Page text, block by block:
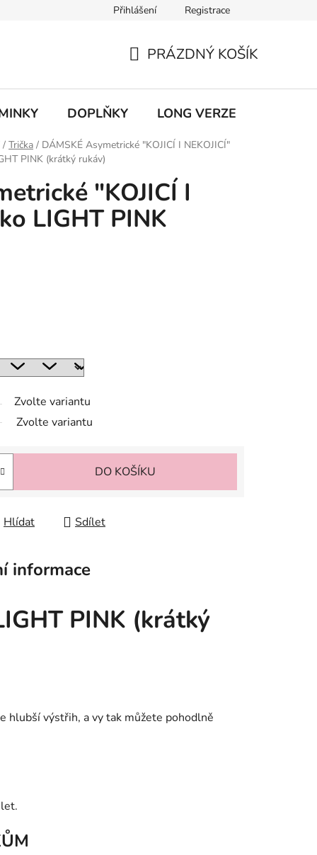
ochrany osobních údajůPřihlášení Registrace
KOŠÍK
PRÁZDNÝ KOŠÍK
DOPLŇKY LONG VERZE
/ Trička / DÁMSKÉ Asymetrické "KOJICÍ I NEKOJICÍ"
PINK (krátký rukáv)
"KOJICÍ I
LIGHT PINK
Zvolte variantu
Zvolte variantu
DO KOŠÍKU
Hlídat Sdílet
informace
PINK (krátký
hlubší výstřih, a vy tak můžete pohodlně